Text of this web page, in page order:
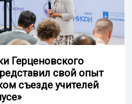
Герценовского
свой опыт
съезде учителей